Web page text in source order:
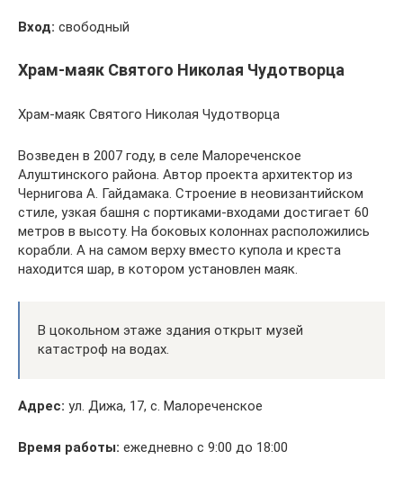
Вход: свободный
Храм-маяк Святого Николая Чудотворца
Храм-маяк Святого Николая Чудотворца
Возведен в 2007 году, в селе Малореченское
Алуштинского района. Автор проекта архитектор из
Чернигова А. Гайдамака. Строение в неовизантийском
стиле, узкая башня с портиками-входами достигает 60
метров в высоту. На боковых колоннах расположились
корабли. А на самом верху вместо купола и креста
находится шар, в котором установлен маяк.
В цокольном этаже здания открыт музей
катастроф на водах.
Адрес: ул. Дижа, 17, с. Малореченское
Время работы: ежедневно с 9:00 до 18:00